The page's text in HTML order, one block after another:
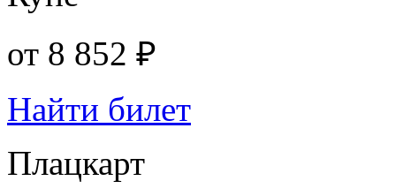
от 8 852 ₽
Найти билет
Плацкарт